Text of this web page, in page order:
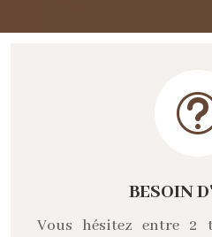
BESOIN
Vous hésitez entre 2